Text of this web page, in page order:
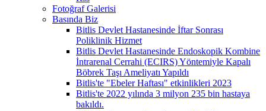
Fotoğraf Galerisi
Basında Biz
Bitlis Devlet Hastanesinde İftar Sonrası
Poliklinik Hizmet
Bitlis Devlet Hastanesinde Endoskopik Kombine
İntrarenal Cerrahi (ECIRS) Yöntemiyle Kapalı
Böbrek Taşı Ameliyatı Yapıldı
Bitlis'te "Ebeler Haftası" etkinlikleri 2023
Bitlis'te 2022 yılında 3 milyon 235 bin hastaya
bakıldı.